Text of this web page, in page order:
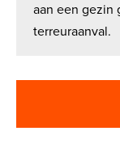
aan een gezin
terreuraanval.